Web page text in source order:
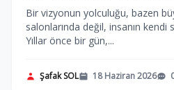
Bir vizyonun yolculuğu, bazen
salonlarında değil, insanın kendi
Yıllar önce bir gün,...
Şafak SOL 18 Haziran 2026